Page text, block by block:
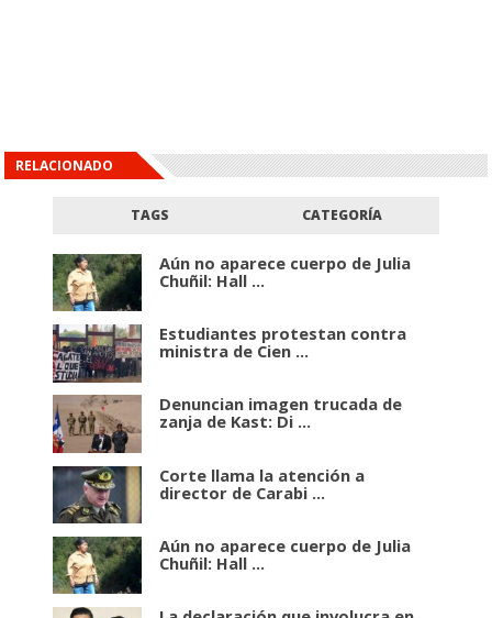
RELACIONADO
TAGS CATEGORÍA
Aún no aparece cuerpo de Julia
Chuñil: Hall ...
Estudiantes protestan contra
ministra de Cien ...
Denuncian imagen trucada de
zanja de Kast: Di ...
Corte llama la atención a
director de Carabi ...
Aún no aparece cuerpo de Julia
Chuñil: Hall ...